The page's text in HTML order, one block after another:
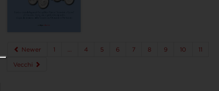
Newer 1 4 5 6 7 8 9 10 11
Vecchi